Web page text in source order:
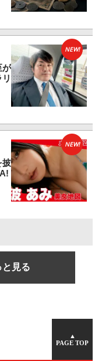
が
NEW!
披
NEW!
見る
▲
PAGE TOP